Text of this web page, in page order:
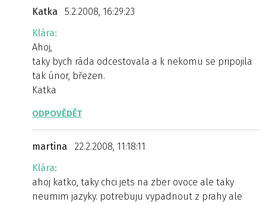
Katka
5.2.2008, 16:29:23
Klára:
Ahoj,
taky bych ráda odcestovala a k nekomu se pripojila
tak únor, březen.
Katka
ODPOVĚDĚT
martina
22.2.2008, 11:18:11
Klára:
ahoj katko, taky chci jets na zber ovoce ale taky
neumim jazyky. potrebuju vypadnout z prahy ale